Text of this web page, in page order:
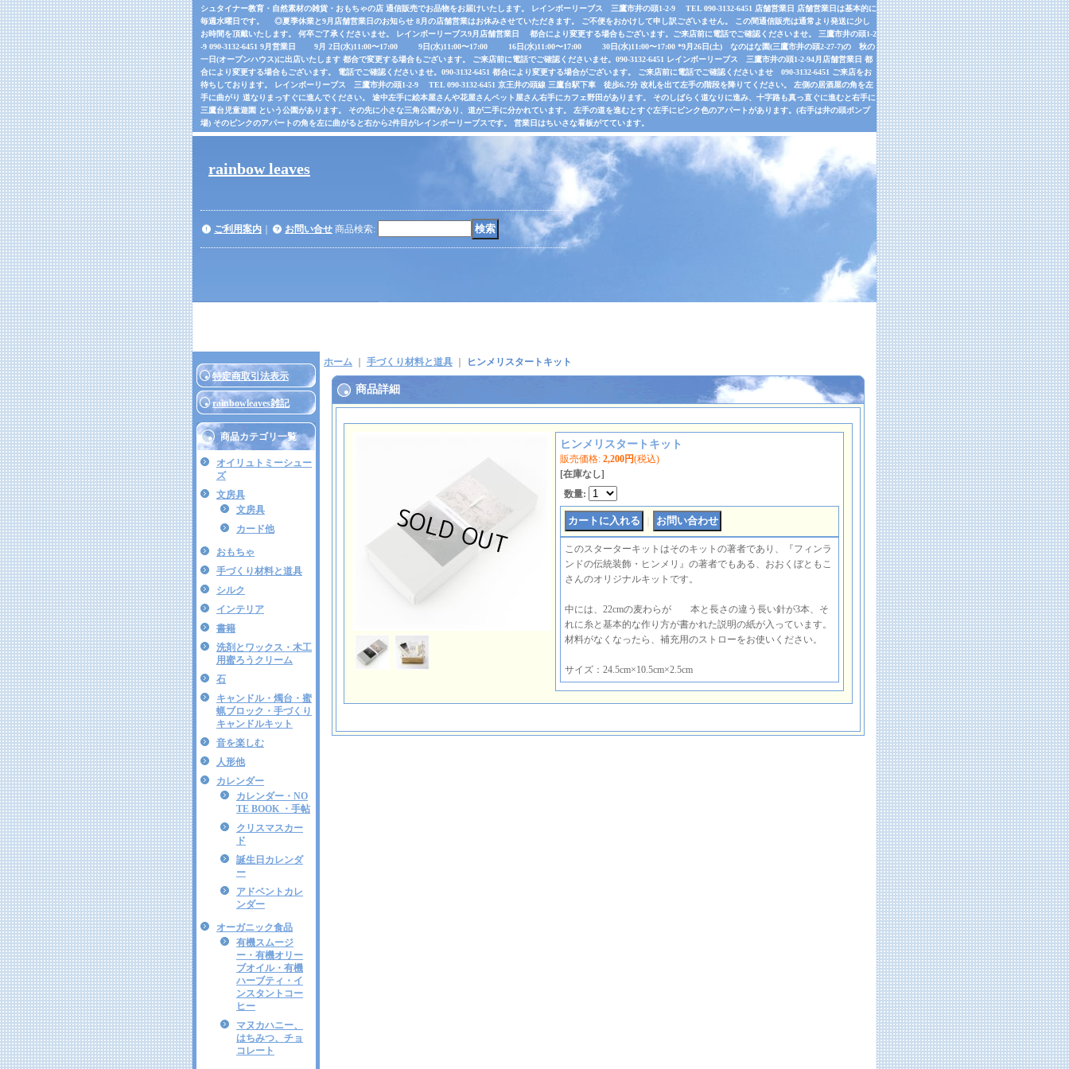
シュタイナー教育・自然素材の雑貨・おもちゃの店 通信販売でお品物をお届けいたします。 レインボーリーブス 三鷹市井の頭1-2-9 TEL 090-3132-6451 店舗営業日 店舗営業日は基本的に
毎週水曜日です。 ◎夏季休業と9月店舗営業日のお知らせ 8月の店舗営業はお休みさせていただきます。 ご不便をおかけして申し訳ございません。 この間通信販売は通常より発送に少し
お時間を頂戴いたします。 何卒ご了承くださいませ。 レインボーリーブス9月店舗営業日 都合により変更する場合もございます。ご来店前に電話でご確認くださいませ。 三鷹市井の頭1-2
-9 090-3132-6451 9月営業日 9月 2日(水)11:00〜17:00 9日(水)11:00〜17:00 16日(水)11:00〜17:00 30日(水)11:00〜17:00 *9月26日(土) なのはな園(三鷹市井の頭2-27-7)の 秋の
一日(オープンハウス)に出店いたします 都合で変更する場合もございます。 ご来店前に電話でご確認くださいませ。090-3132-6451 レインボーリーブス 三鷹市井の頭1-2-94月店舗営業日 都
合により変更する場合もございます。 電話でご確認くださいませ。090-3132-6451 都合により変更する場合がございます。 ご来店前に電話でご確認くださいませ 090-3132-6451 ご来店をお
待ちしております。 レインボーリーブス 三鷹市井の頭1-2-9 TEL 090-3132-6451 京王井の頭線 三鷹台駅下車 徒歩6.7分 改札を出て左手の階段を降りてください。 左側の居酒屋の角を左
手に曲がり 道なりまっすぐに進んでください。 途中左手に絵本屋さんや花屋さんペット屋さん右手にカフェ野田があります。 そのしばらく道なりに進み、十字路も真っ直ぐに進むと右手に
三鷹台児童遊園 という公園があります。 その先に小さな三角公園があり、道が二手に分かれています。 左手の道を進むとすぐ左手にピンク色のアパートがあります。(右手は井の頭ポンプ
場) そのピンクのアパートの角を左に曲がると右から2件目がレインボーリーブスです。 営業日はちいさな看板がてています。
rainbow leaves
ご利用案内 お問い合せ 商品検索:
特定商取引法表示
rainbowleaves雑記
商品カテゴリ一覧
オイリュトミーシュー
ズ
文房具
文房具
カード他
おもちゃ
手づくり材料と道具
シルク
インテリア
書籍
洗剤とワックス・木工
用蜜ろうクリーム
石
キャンドル・燭台・蜜
蝋ブロック・手づくり
キャンドルキット
音を楽しむ
人形他
カレンダー
カレンダー・NO
TE BOOK ・手帖
クリスマスカー
ド
誕生日カレンダ
ー
アドベントカレ
ンダー
オーガニック食品
有機スムージ
ー・有機オリー
ブオイル・有機
ハーブティ・イ
ンスタントコー
ヒー
マヌカハニー、
はちみつ、チョ
コレート
ホーム 手づくり材料と道具 ヒンメリスタートキット
商品詳細
ヒンメリスタートキット
販売価格: 2,200円(税込)
[在庫なし]
数量:
このスターターキットはそのキットの著者であり、『フィンラ
ンドの伝統装飾・ヒンメリ』の著者でもある、おおくぼともこ
さんのオリジナルキットです。
中には、22cmの麦わらが 本と長さの違う長い針が3本、そ
れに糸と基本的な作り方が書かれた説明の紙が入っています。
材料がなくなったら、補充用のストローをお使いください。
サイズ：24.5cm×10.5cm×2.5cm